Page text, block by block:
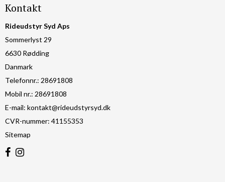
Kontakt
Rideudstyr Syd Aps
Sommerlyst 29
6630 Rødding
Danmark
Telefonnr.: 28691808
Mobil nr.: 28691808
E-mail: kontakt@rideudstyrsyd.dk
CVR-nummer: 41155353
Sitemap